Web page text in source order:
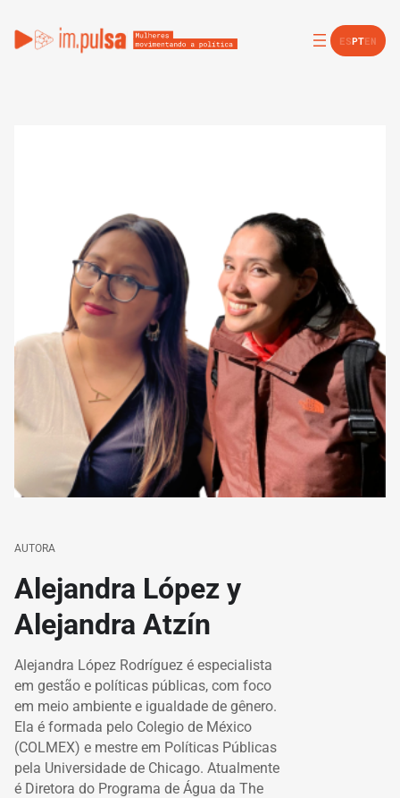
ESPTEN
AUTORA
Alejandra López y
Alejandra Atzín
Alejandra López Rodríguez é especialista
em gestão e políticas públicas, com foco
em meio ambiente e igualdade de gênero.
Ela é formada pelo Colegio de México
(COLMEX) e mestre em Políticas Públicas
pela Universidade de Chicago. Atualmente
é Diretora do Programa de Água da The